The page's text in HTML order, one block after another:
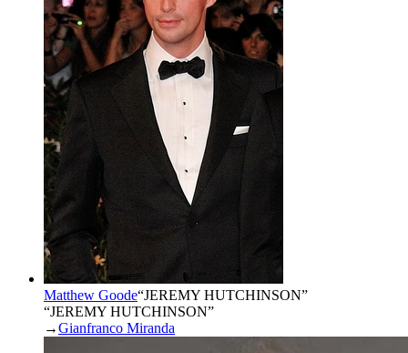
Matthew Goode“JEREMY HUTCHINSON”
“JEREMY HUTCHINSON”
→Gianfranco Miranda